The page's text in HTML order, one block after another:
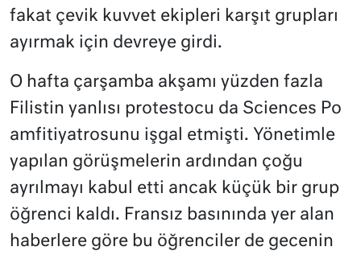
fakat çevik kuvvet ekipleri karşıt grupları
ayırmak için devreye girdi.
O hafta çarşamba akşamı yüzden fazla
Filistin yanlısı protestocu da Sciences Po
amfitiyatrosunu işgal etmişti. Yönetimle
yapılan görüşmelerin ardından çoğu
ayrılmayı kabul etti ancak küçük bir grup
öğrenci kaldı. Fransız basınında yer alan
haberlere göre bu öğrenciler de gecenin